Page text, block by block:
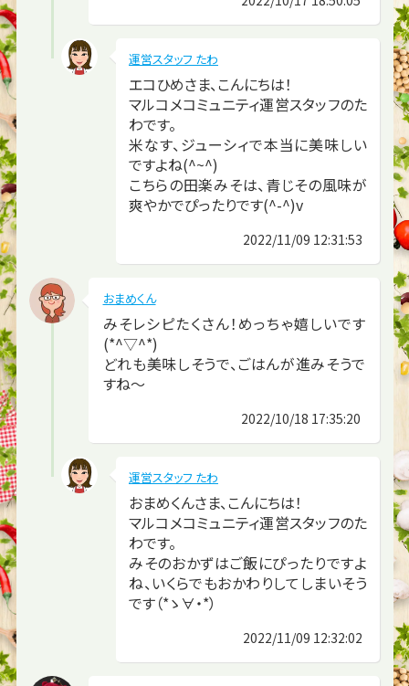
運営スタッフ たわ
エコひめさま、こんにちは！
マルコメコミュニティ運営スタッフのた
わです。
米なす、ジューシィで本当に美味しい
ですよね(^~^)
こちらの田楽みそは、青じその風味が
爽やかでぴったりです(^-^)v
2022/11/09 12:31:53
おまめくん
みそレシピたくさん！めっちゃ嬉しいです
(*^▽^*)
どれも美味しそうで、ごはんが進みそうで
すね～
2022/10/18 17:35:20
運営スタッフ たわ
おまめくんさま、こんにちは！
マルコメコミュニティ運営スタッフのた
わです。
みそのおかずはご飯にぴったりですよ
ね、いくらでもおかわりしてしまいそう
です（*ゝ∀・*）
2022/11/09 12:32:02